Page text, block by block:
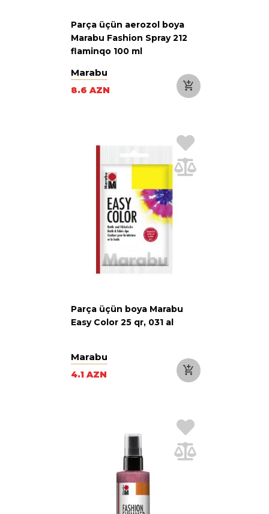
Parça üçün aerozol boya
Marabu Fashion Spray 212
flaminqo 100 ml
Marabu
8.6 AZN
Parça üçün boya Marabu
Easy Color 25 qr, 031 al
Marabu
4.1 AZN